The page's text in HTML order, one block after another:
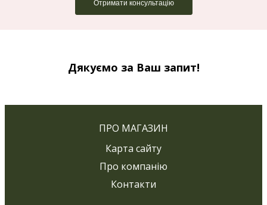
Дякуємо за Ваш запит!
ПРО МАГАЗИН
Карта сайту
Про компанію
Контакти